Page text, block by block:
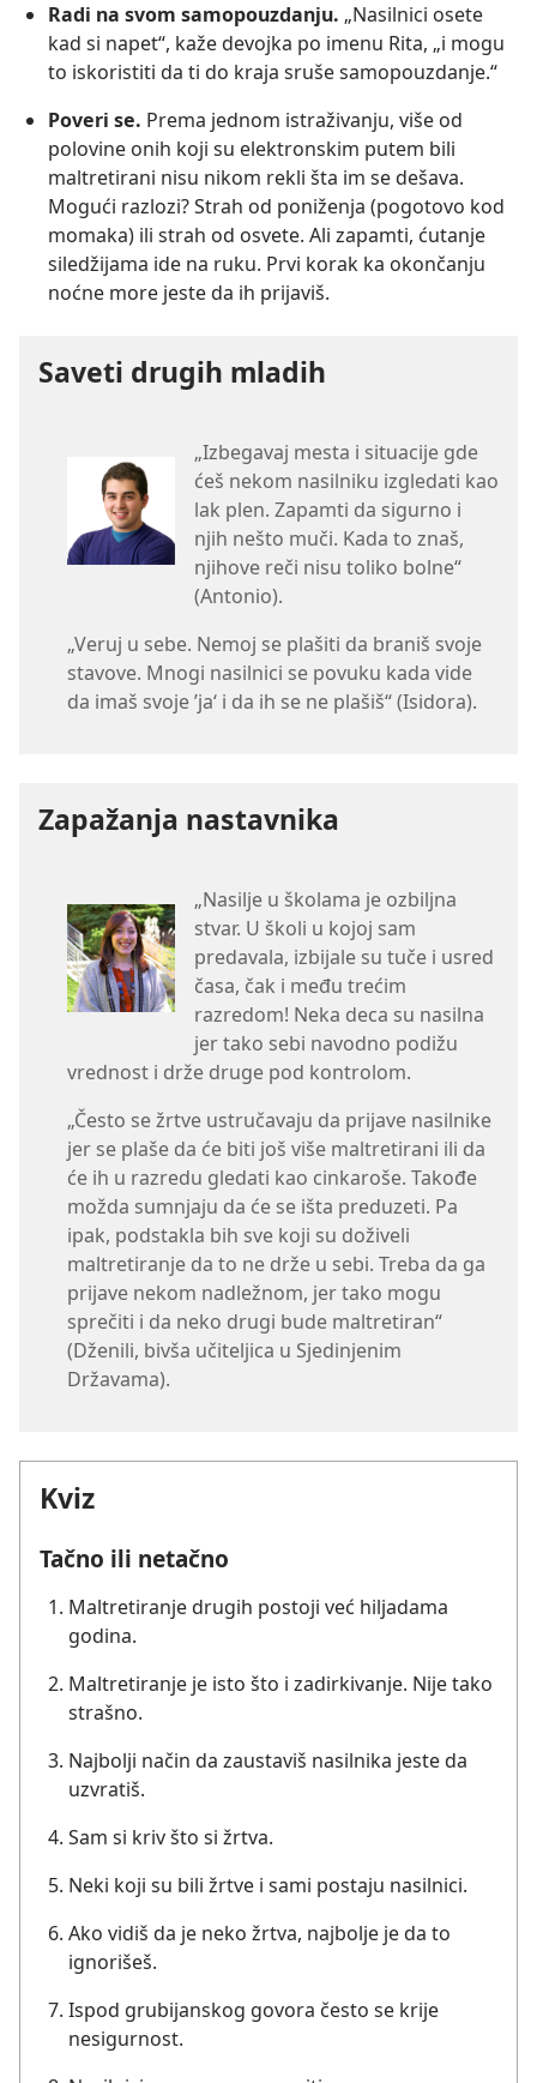
Radi na svom samopouzdanju. „Nasilnici osete
kad si napet“, kaže devojka po imenu Rita, „i mogu
to iskoristiti da ti do kraja sruše samopouzdanje.“
Poveri se. Prema jednom istraživanju, više od
polovine onih koji su elektronskim putem bili
maltretirani nisu nikom rekli šta im se dešava.
Mogući razlozi? Strah od poniženja (pogotovo kod
momaka) ili strah od osvete. Ali zapamti, ćutanje
siledžijama ide na ruku. Prvi korak ka okončanju
noćne more jeste da ih prijaviš.
Saveti drugih mladih
„Izbegavaj mesta i situacije gde
ćeš nekom nasilniku izgledati kao
lak plen. Zapamti da sigurno i
njih nešto muči. Kada to znaš,
njihove reči nisu toliko bolne“​
(Antonio).
„Veruj u sebe. Nemoj se plašiti da braniš svoje
stavove. Mnogi nasilnici se povuku kada vide
da imaš svoje ’ja‘ i da ih se ne plašiš“ ​(Isidora).
Zapažanja nastavnika
„Nasilje u školama je ozbiljna
stvar. U školi u kojoj sam
predavala, izbijale su tuče i usred
časa, čak i među trećim
razredom! Neka deca su nasilna
jer tako sebi navodno podižu
vrednost i drže druge pod kontrolom.
„Često se žrtve ustručavaju da prijave nasilnike
jer se plaše da će biti još više maltretirani ili da
će ih u razredu gledati kao cinkaroše. Takođe
možda sumnjaju da će se išta preduzeti. Pa
ipak, podstakla bih sve koji su doživeli
maltretiranje da to ne drže u sebi. Treba da ga
prijave nekom nadležnom, jer tako mogu
sprečiti i da neko drugi bude maltretiran“ ​
(Dženili, bivša učiteljica u Sjedinjenim
Državama).
Kviz
Tačno ili netačno
Maltretiranje drugih postoji već hiljadama
godina.
Maltretiranje je isto što i zadirkivanje. Nije tako
strašno.
Najbolji način da zaustaviš nasilnika jeste da
uzvratiš.
Sam si kriv što si žrtva.
Neki koji su bili žrtve i sami postaju nasilnici.
Ako vidiš da je neko žrtva, najbolje je da to
ignorišeš.
Ispod grubijanskog govora često se krije
nesigurnost.